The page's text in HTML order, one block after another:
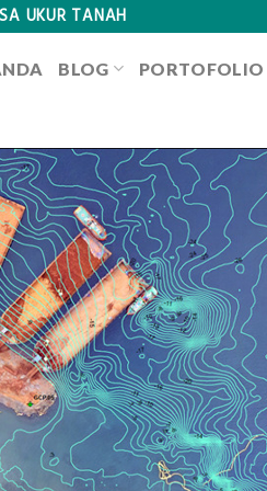
UKUR TANAH
BLOG PORTOFOLIO